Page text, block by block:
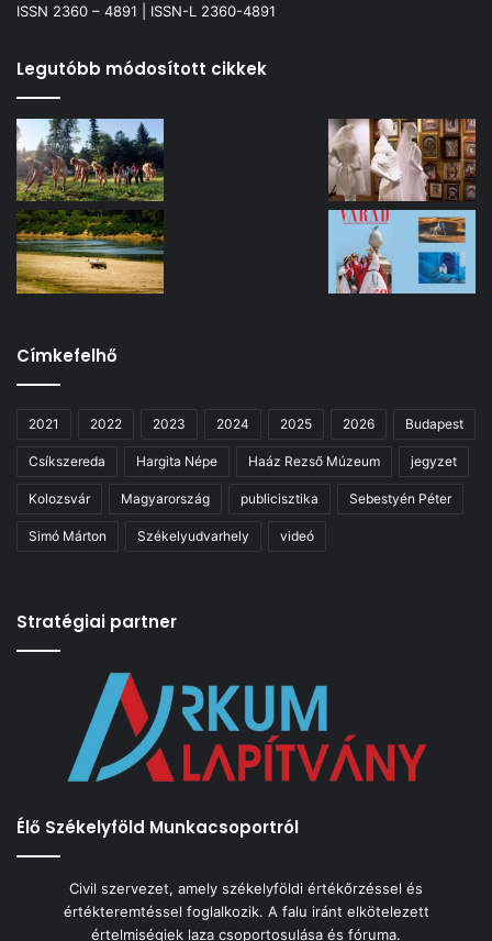
ISSN 2360 – 4891 | ISSN-L 2360-4891
Legutóbb módosított cikkek
Címkefelhő
2021 2022 2023 2024 2025 2026 Budapest
Csíkszereda Hargita Népe Haáz Rezső Múzeum jegyzet
Kolozsvár Magyarország publicisztika Sebestyén Péter
Simó Márton Székelyudvarhely videó
Stratégiai partner
Élő Székelyföld Munkacsoportról
Civil szervezet, amely székelyföldi értékőrzéssel és
értékteremtéssel foglalkozik. A falu iránt elkötelezett
értelmiségiek laza csoportosulása és fóruma.